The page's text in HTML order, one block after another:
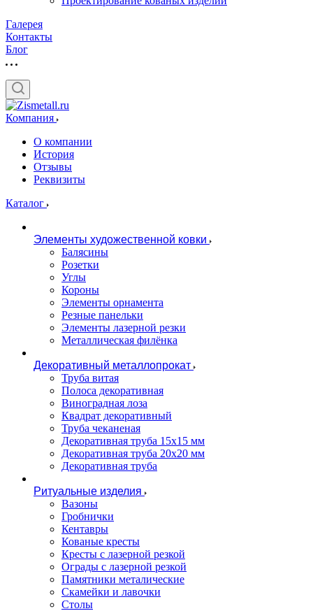
Галерея
Контакты
Блог
Компания
О компании
История
Отзывы
Реквизиты
Каталог
Элементы художественной ковки
Балясины
Розетки
Углы
Короны
Элементы орнамента
Резные панельки
Элементы лазерной резки
Металлическая филёнка
Декоративный металлопрокат
Труба витая
Полоса декоративная
Виноградная лоза
Квадрат декоративный
Труба чеканеная
Декоративная труба 15х15 мм
Декоративная труба 20х20 мм
Декоративная труба
Ритуальные изделия
Вазоны
Гробнички
Кентавры
Кованые кресты
Кресты с лазерной резкой
Ограды с лазерной резкой
Памятники металические
Скамейки и лавочки
Столы